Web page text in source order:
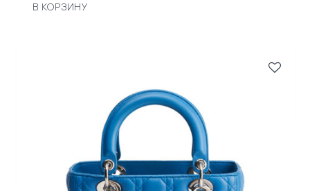
В КОРЗИНУ